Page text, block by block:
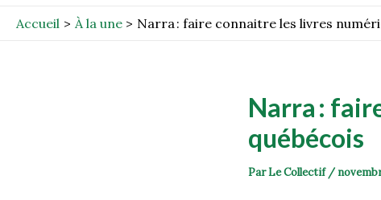
Accueil À la une Narra : faire connaitre les livres
Narra:
québécois
ParLe Collectif /